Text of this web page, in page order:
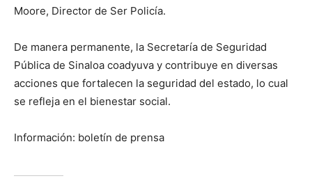
Moore, Director de Ser Policía.
De manera permanente, la Secretaría de Seguridad
Pública de Sinaloa coadyuva y contribuye en diversas
acciones que fortalecen la seguridad del estado, lo cual
se refleja en el bienestar social.
Información: boletín de prensa